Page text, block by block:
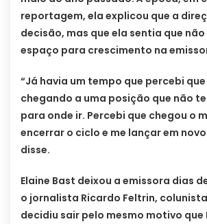
reportagem, ela explicou que a
decisão, mas que ela sentia que
espaço para crescimento na
“Já havia um tempo que percebi
chegando a uma posição que não
para onde ir. Percebi que chegou o
encerrar o ciclo e me lançar em
disse.
Elaine Bast deixou a emissora dias
o jornalista Ricardo Feltrin,
decidiu sair pelo mesmo motivo